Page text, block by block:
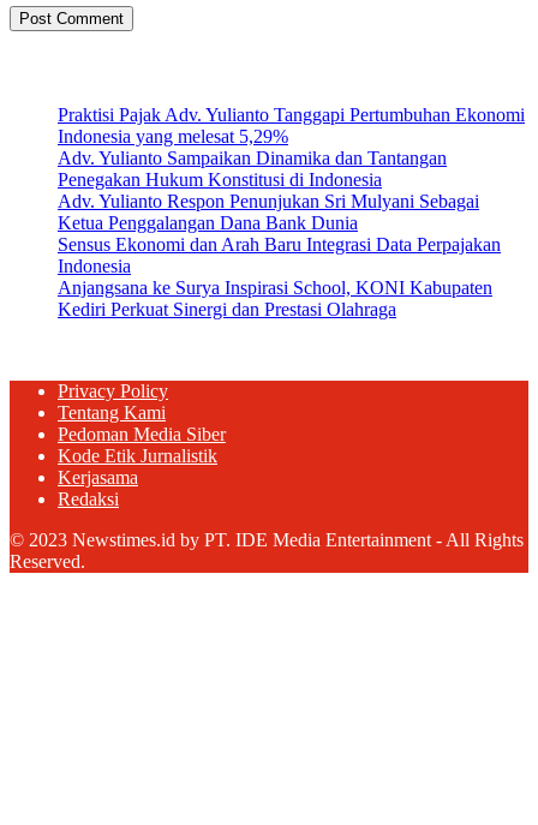
Praktisi Pajak Adv. Yulianto Tanggapi Pertumbuhan Ekonomi
Indonesia yang melesat 5,29%
Adv. Yulianto Sampaikan Dinamika dan Tantangan
Penegakan Hukum Konstitusi di Indonesia
Adv. Yulianto Respon Penunjukan Sri Mulyani Sebagai
Ketua Penggalangan Dana Bank Dunia
Sensus Ekonomi dan Arah Baru Integrasi Data Perpajakan
Indonesia
Anjangsana ke Surya Inspirasi School, KONI Kabupaten
Kediri Perkuat Sinergi dan Prestasi Olahraga
Privacy Policy
Tentang Kami
Pedoman Media Siber
Kode Etik Jurnalistik
Kerjasama
Redaksi
© 2023 Newstimes.id by PT. IDE Media Entertainment - All Rights
Reserved.